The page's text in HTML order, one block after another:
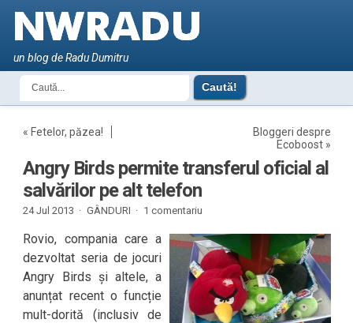
un blog de Radu Dumitru
« Fetelor, păzea!
Bloggeri despre
Ecoboost »
Angry Birds permite transferul oficial al
salvărilor pe alt telefon
24 Jul 2013 · GÂNDURI · 1 comentariu
Rovio, compania care a
dezvoltat seria de jocuri
Angry Birds și altele, a
anunțat recent o funcție
mult-dorită (inclusiv de